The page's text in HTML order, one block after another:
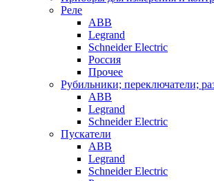
Реле
ABB
Legrand
Schneider Electric
Россия
Прочее
Рубильники; переключатели;
ABB
Legrand
Schneider Electric
Пускатели
ABB
Legrand
Schneider Electric